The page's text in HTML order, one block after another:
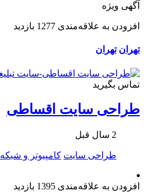
آگهی ویژه
افزودن به علاقه‌مندی 1277 بازدید
تهران تهران
تماس بگیرید
طراحی سایت اقساطی
2 سال قبل
طراحی سایت کامپیوتر و شبکه
افزودن به علاقه‌مندی 1395 بازدید